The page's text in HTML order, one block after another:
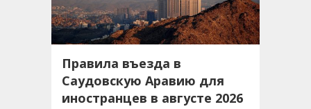
Правила въезда в
Саудовскую Аравию для
иностранцев в августе 2026